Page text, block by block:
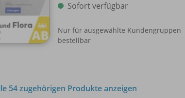
Sofort verfügbar
Nur für ausgewählte Kundengruppen
bestellbar
54 zugehörigen Produkte anzeigen